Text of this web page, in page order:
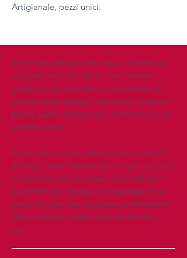
Artigianale, pezzi unici.
Bienvenido a allegra eclectic design, la tienda de
accesorios online favorita de todos. Tenemos
grandes ofertas disponibles en una selección de
nuestras últimas llegadas y artículos en liquidación.
Explore nuestro catálogo hoy y ahorre mucho en su
próxima compra.
Bienvenido a la tienda online de diseño ecléctico
de Allegra donde cada artículo es elegido con mimo
y dedicación entre las tendencias del momento y
tus preferencias ¡Navega por la diapositiva de los
productos disponibles actualizados semanalmente,
elige y recibe tus compras cómodamente en tu
casa!